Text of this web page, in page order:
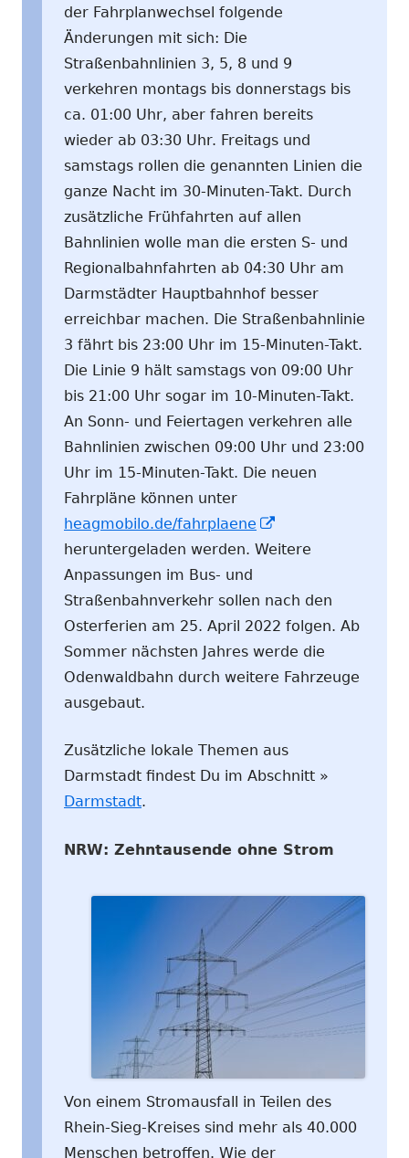
der Fahrplanwechsel folgende
Änderungen mit sich: Die
Straßenbahnlinien 3, 5, 8 und 9
verkehren montags bis donnerstags bis
ca. 01:00 Uhr, aber fahren bereits
wieder ab 03:30 Uhr. Freitags und
samstags rollen die genannten Linien die
ganze Nacht im 30-Minuten-Takt. Durch
zusätzliche Frühfahrten auf allen
Bahnlinien wolle man die ersten S- und
Regionalbahnfahrten ab 04:30 Uhr am
Darmstädter Hauptbahnhof besser
erreichbar machen. Die Straßenbahnlinie
3 fährt bis 23:00 Uhr im 15-Minuten-Takt.
Die Linie 9 hält samstags von 09:00 Uhr
bis 21:00 Uhr sogar im 10-Minuten-Takt.
An Sonn- und Feiertagen verkehren alle
Bahnlinien zwischen 09:00 Uhr und 23:00
Uhr im 15-Minuten-Takt. Die neuen
Fahrpläne können unter
heagmobilo.de/fahrplaene
neuem
öffnen
heruntergeladen werden. Weitere
Anpassungen im Bus- und
Straßenbahnverkehr sollen nach den
Osterferien am 25. April 2022 folgen. Ab
Sommer nächsten Jahres werde die
Odenwaldbahn durch weitere Fahrzeuge
ausgebaut.
Zusätzliche lokale Themen aus
Darmstadt findest Du im Abschnitt »
Darmstadt.
NRW: Zehntausende ohne Strom
Von einem Stromausfall in Teilen des
Rhein-Sieg-Kreises sind mehr als 40.000
Menschen betroffen. Wie der